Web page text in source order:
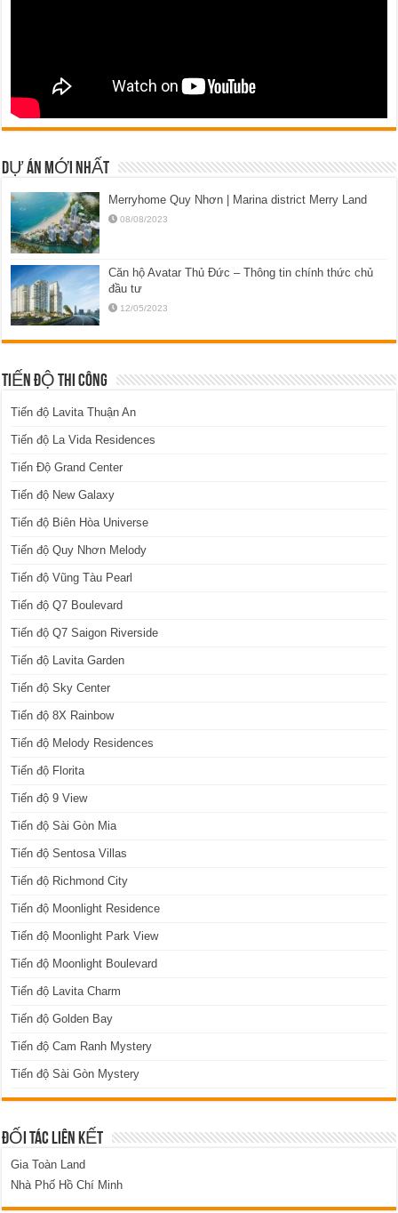
DỰ ÁN MỚI NHẤT
Merryhome Quy Nhơn | Marina district Merry Land
08/08/2023
Căn hộ Avatar Thủ Đức – Thông tin chính thức chủ
đầu tư
12/05/2023
TIẾN ĐỘ THI CÔNG
Tiến độ Lavita Thuận An
Tiến độ La Vida Residences
Tiến Độ Grand Center
Tiến độ New Galaxy
Tiến độ Biên Hòa Universe
Tiến độ Quy Nhơn Melody
Tiến độ Vũng Tàu Pearl
Tiến độ Q7 Boulevard
Tiến độ Q7 Saigon Riverside
Tiến độ Lavita Garden
Tiến độ Sky Center
Tiến độ 8X Rainbow
Tiến độ Melody Residences
Tiến độ Florita
Tiến độ 9 View
Tiến độ Sài Gòn Mia
Tiến độ Sentosa Villas
Tiến độ Richmond City
Tiến độ Moonlight Residence
Tiến độ Moonlight Park View
Tiến độ Moonlight Boulevard
Tiến độ Lavita Charm
Tiến độ Golden Bay
Tiến độ Cam Ranh Mystery
Tiến độ Sài Gòn Mystery
ĐỐI TÁC LIÊN KẾT
Gia Toàn Land
Nhà Phố Hồ Chí Minh